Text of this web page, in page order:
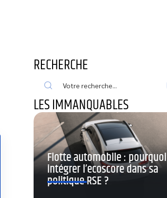
RECHERCHE
LES IMMANQUABLES
Flotte automobile : pourquoi
intégrer l’ecoscore dans sa
politique RSE ?